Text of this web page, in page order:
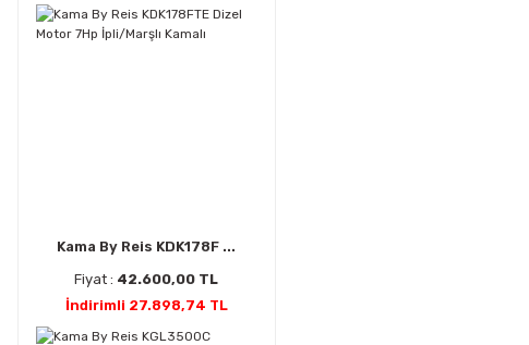
Kama By Reis KDK178F ...
Fiyat : 42.600,00 TL
İndirimli 27.898,74 TL